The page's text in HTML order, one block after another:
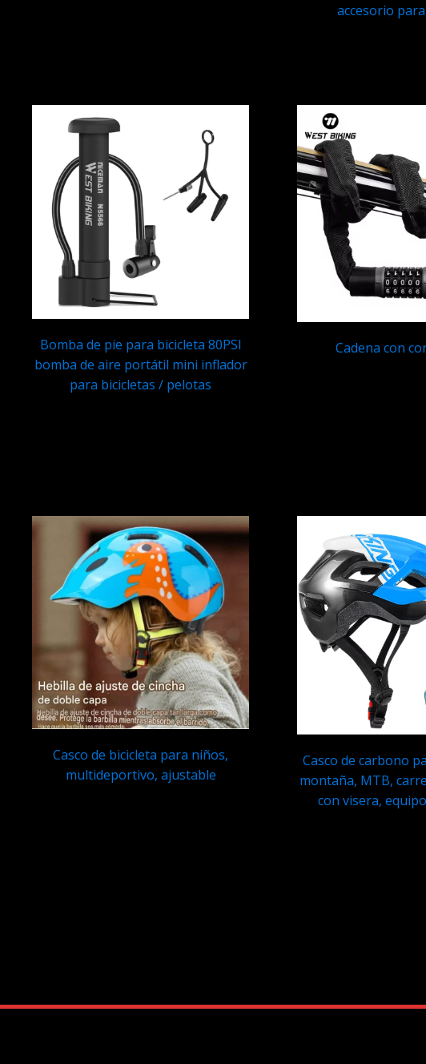
accesorio
Bomba de pie para bicicleta 80PSI
bomba de aire portátil mini inflador
para bicicletas / pelotas
Cadena con
Casco de bicicleta para niños,
multideportivo, ajustable
Casco de carbono
montaña, MTB,
con visera,